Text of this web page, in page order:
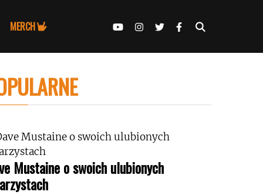
MERCH
Mustaine o swoich ulubionych